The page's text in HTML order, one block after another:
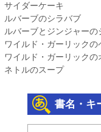
サイダーケーキ
ルバーブのシラバブ
ルバーブとジンジャーの
ワイルド・ガーリックの
ワイルド・ガーリックの
ネトルのスープ
書名・キ